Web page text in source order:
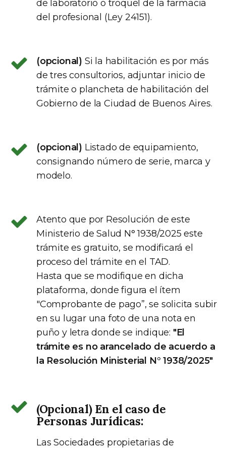
de laboratorio o troquel de la farmacia
del profesional (Ley 24151).
(opcional) Si la habilitación es por más
de tres consultorios, adjuntar inicio de
trámite o plancheta de habilitación del
Gobierno de la Ciudad de Buenos Aires.
(opcional) Listado de equipamiento,
consignando número de serie, marca y
modelo.
Atento que por Resolución de este
Ministerio de Salud N° 1938/2025 este
trámite es gratuito, se modificará el
proceso del trámite en el TAD.
Hasta que se modifique en dicha
plataforma, donde figura el ítem
"Comprobante de pago”, se solicita subir
en su lugar una foto de una nota en
puño y letra donde se indique: "El
trámite es no arancelado de acuerdo a
la Resolución Ministerial N° 1938/2025"
(Opcional) En el caso de
Personas Jurídicas:
Las Sociedades propietarias de